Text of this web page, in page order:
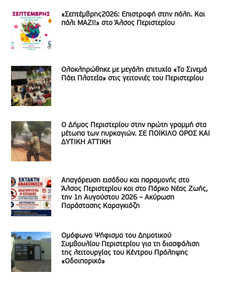
«Σεπτέμβρης2026: Επιστροφή στην πόλη. Και
πάλι ΜΑΖΙ!» στο Άλσος Περιστερίου
Ολοκληρώθηκε με μεγάλη επιτυχία «Το Σινεμά
Πάει Πλατεία» στις γειτονιές του Περιστερίου
Ο Δήμος Περιστερίου στην πρώτη γραμμή στα
μέτωπα των πυρκαγιών. ΣΕ ΠΟΙΚΙΛΟ ΟΡΟΣ ΚΑΙ
ΔΥΤΙΚΗ ΑΤΤΙΚΗ
Απαγόρευση εισόδου και παραμονής στο
Άλσος Περιστερίου και στο Πάρκο Νέας Ζωής,
την 1η Αυγούστου 2026 – Ακύρωση
Παράστασης Καραγκιόζη
Ομόφωνο Ψήφισμα του Δημοτικού
Συμβουλίου Περιστερίου για τη διασφάλιση
της λειτουργίας του Κέντρου Πρόληψης
«Οδοιπορικό»